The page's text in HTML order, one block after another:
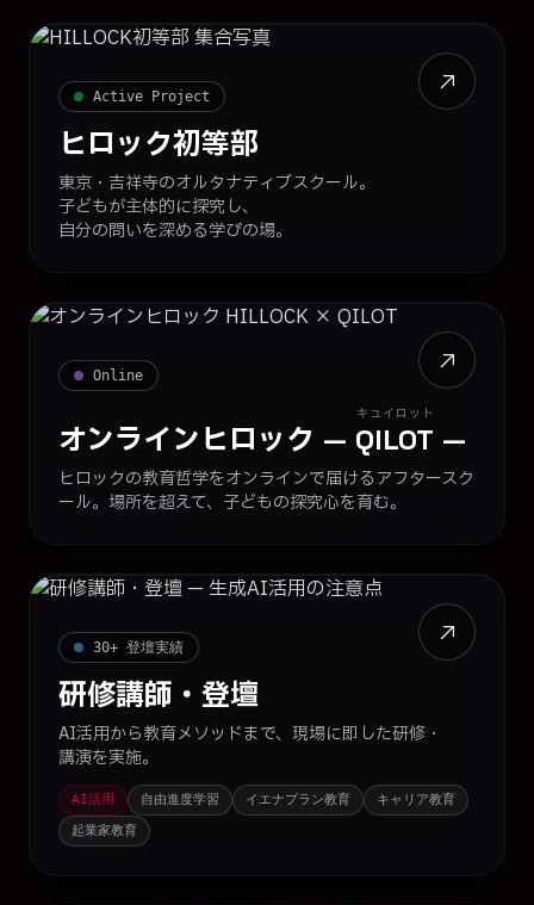
Active Project
ヒロック初等部
東京・吉祥寺のオルタナティブスクール。
子どもが主体的に探究し、
自分の問いを深める学びの場。
Online
オンラインヒロック — QILOT
キュイロット
—
ヒロックの教育哲学をオンラインで届けるアフタースク
ール。場所を超えて、子どもの探究心を育む。
30+ 登壇実績
研修講師・登壇
AI活用から教育メソッドまで、現場に即した研修・
講演を実施。
AI活用 自由進度学習 イエナプラン教育
キャリア教育
起業家教育